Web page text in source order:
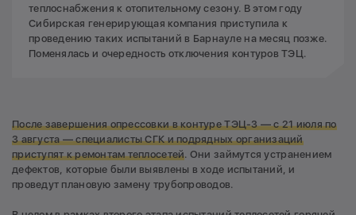
теплоснабжения к отопительному сезону. В этом году
Сибирская генерирующая компания приступила к
проведению таких испытаний в Барнауле на месяц позже.
Поменялась и очередность отключения контуров ТЭЦ.
После завершения опрессовки в контуре ТЭЦ-3 — с 21 июля по
3 августа — специалисты СГК и подрядных организаций
приступят к ремонтам теплосетей. Они займутся устранением
дефектов, которые были выявлены в ходе испытаний, и
проведут плановую замену трубопроводов.